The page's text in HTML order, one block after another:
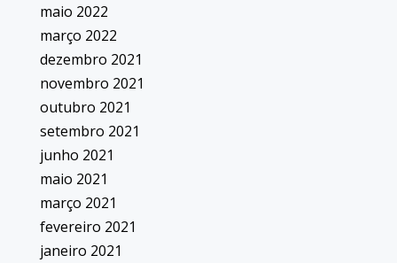
maio 2022
março 2022
dezembro 2021
novembro 2021
outubro 2021
setembro 2021
junho 2021
maio 2021
março 2021
fevereiro 2021
janeiro 2021